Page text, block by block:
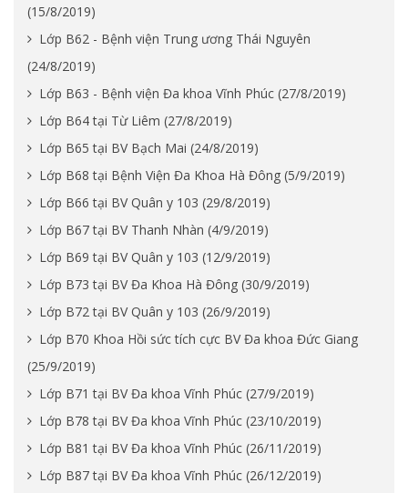
(15/8/2019)
Lớp B62 - Bệnh viện Trung ương Thái Nguyên
(24/8/2019)
Lớp B63 - Bệnh viện Đa khoa Vĩnh Phúc (27/8/2019)
Lớp B64 tại Từ Liêm (27/8/2019)
Lớp B65 tại BV Bạch Mai (24/8/2019)
Lớp B68 tại Bệnh Viện Đa Khoa Hà Đông (5/9/2019)
Lớp B66 tại BV Quân y 103 (29/8/2019)
Lớp B67 tại BV Thanh Nhàn (4/9/2019)
Lớp B69 tại BV Quân y 103 (12/9/2019)
Lớp B73 tại BV Đa Khoa Hà Đông (30/9/2019)
Lớp B72 tại BV Quân y 103 (26/9/2019)
Lớp B70 Khoa Hồi sức tích cực BV Đa khoa Đức Giang
(25/9/2019)
Lớp B71 tại BV Đa khoa Vĩnh Phúc (27/9/2019)
Lớp B78 tại BV Đa khoa Vĩnh Phúc (23/10/2019)
Lớp B81 tại BV Đa khoa Vĩnh Phúc (26/11/2019)
Lớp B87 tại BV Đa khoa Vĩnh Phúc (26/12/2019)